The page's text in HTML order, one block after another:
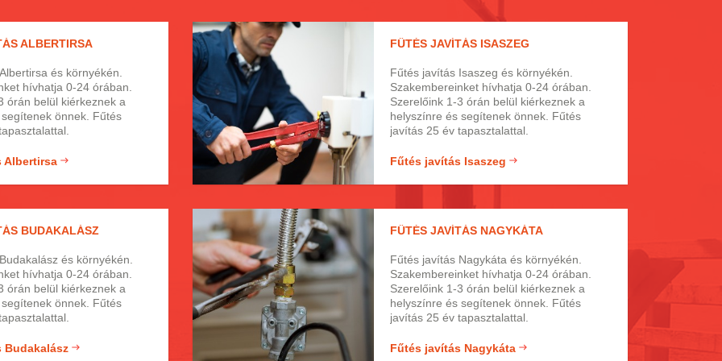
munka garanciával.
ALBERTIRSA
és környékén.
hívhatja 0-24 órában.
órán belül kiérkeznek a
önnek. Fűtés
Albertirsa
FŰTÉS JAVÍTÁS ISASZEG
Fűtés javítás Isaszeg és környékén.
Szakembereinket hívhatja 0-24 órában.
Szerelőink 1-3 órán belül kiérkeznek a
helyszínre és segítenek önnek. Fűtés
javítás 25 év tapasztalattal.
Fűtés javítás Isaszeg
BUDAKALÁSZ
és környékén.
hívhatja 0-24 órában.
órán belül kiérkeznek a
önnek. Fűtés
Budakalász
FŰTÉS JAVÍTÁS NAGYKÁTA
Fűtés javítás Nagykáta és környékén.
Szakembereinket hívhatja 0-24 órában.
Szerelőink 1-3 órán belül kiérkeznek a
helyszínre és segítenek önnek. Fűtés
javítás 25 év tapasztalattal.
Fűtés javítás Nagykáta